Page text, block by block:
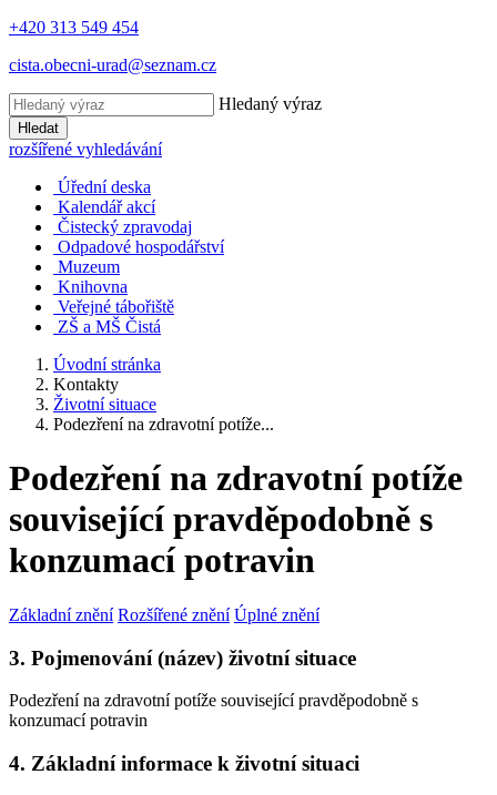
+420 313 549 454
cista.obecni-urad@seznam.cz
Hledaný výraz
Hledat
rozšířené vyhledávání
Úřední deska
Kalendář akcí
Čistecký zpravodaj
Odpadové hospodářství
Muzeum
Knihovna
Veřejné tábořiště
ZŠ a MŠ Čistá
Úvodní stránka
Kontakty
Životní situace
Podezření na zdravotní potíže...
Podezření na zdravotní potíže
související pravděpodobně s
konzumací potravin
Základní znění Rozšířené znění Úplné znění
3. Pojmenování (název) životní situace
Podezření na zdravotní potíže související pravděpodobně s
konzumací potravin
4. Základní informace k životní situaci